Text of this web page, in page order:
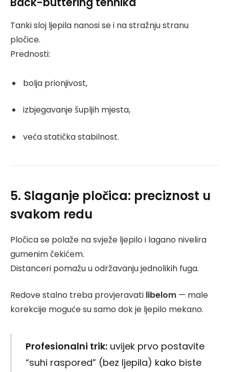
Tanki sloj ljepila nanosi se i na stražnju stranu
pločice.
Prednosti:
bolja prionjivost,
izbjegavanje šupljih mjesta,
veća statička stabilnost.
5. Slaganje pločica: preciznost u
svakom redu
Pločica se polaže na svježe ljepilo i lagano nivelira
gumenim čekićem.
Distanceri pomažu u održavanju jednolikih fuga.
Redove stalno treba provjeravati libelom — male
korekcije moguće su samo dok je ljepilo mekano.
Profesionalni trik:uvijek prvo postavite
“suhi raspored” (bez ljepila) kako biste